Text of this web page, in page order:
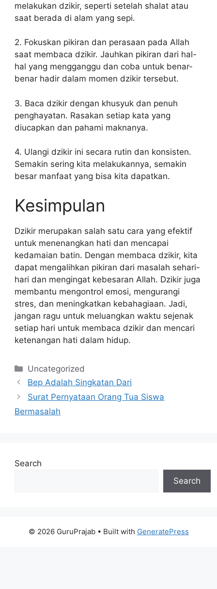
melakukan dzikir, seperti setelah shalat atau
saat berada di alam yang sepi.
2. Fokuskan pikiran dan perasaan pada Allah
saat membaca dzikir. Jauhkan pikiran dari hal-
hal yang mengganggu dan coba untuk benar-
benar hadir dalam momen dzikir tersebut.
3. Baca dzikir dengan khusyuk dan penuh
penghayatan. Rasakan setiap kata yang
diucapkan dan pahami maknanya.
4. Ulangi dzikir ini secara rutin dan konsisten.
Semakin sering kita melakukannya, semakin
besar manfaat yang bisa kita dapatkan.
Kesimpulan
Dzikir merupakan salah satu cara yang efektif
untuk menenangkan hati dan mencapai
kedamaian batin. Dengan membaca dzikir, kita
dapat mengalihkan pikiran dari masalah sehari-
hari dan mengingat kebesaran Allah. Dzikir juga
membantu mengontrol emosi, mengurangi
stres, dan meningkatkan kebahagiaan. Jadi,
jangan ragu untuk meluangkan waktu sejenak
setiap hari untuk membaca dzikir dan mencari
ketenangan hati dalam hidup.
Categories
Uncategorized
Bep Adalah Singkatan Dari
Surat Pernyataan Orang Tua Siswa
Bermasalah
Search
Search
© 2026 GuruPrajab• Built with GeneratePress